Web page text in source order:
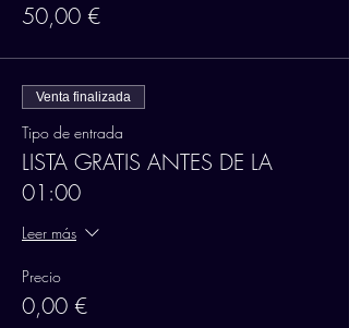
50,00 €
Venta finalizada
Tipo de entrada
LISTA GRATIS ANTES DE LA
01:00
Leer más
Precio
0,00 €